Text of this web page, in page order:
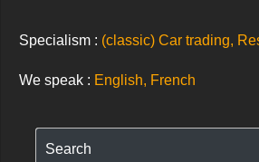
Specialism : (classic) Car trading,
We speak : English, French
Search